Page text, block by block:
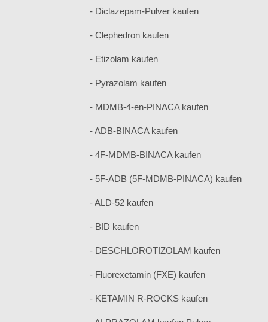
- Diclazepam-Pulver kaufen
- Clephedron kaufen
- Etizolam kaufen
- Pyrazolam kaufen
- MDMB-4-en-PINACA kaufen
- ADB-BINACA kaufen
- 4F-MDMB-BINACA kaufen
- 5F-ADB (5F-MDMB-PINACA) kaufen
- ALD-52 kaufen
- BID kaufen
- DESCHLOROTIZOLAM kaufen
- Fluorexetamin (FXE) kaufen
- KETAMIN R-ROCKS kaufen